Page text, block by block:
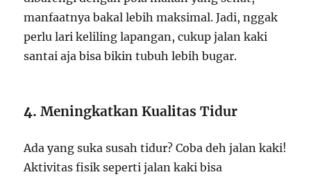
manfaatnya bakal lebih maksimal. Jadi, nggak
perlu lari keliling lapangan, cukup jalan kaki
santai aja bisa bikin tubuh lebih bugar.
4.Meningkatkan Kualitas Tidur
Ada yang suka susah tidur? Coba deh jalan kaki!
Aktivitas fisik seperti jalan kaki bisa